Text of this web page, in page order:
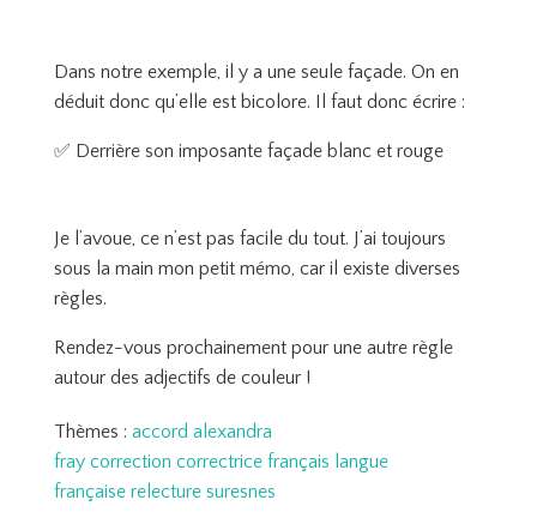
Dans notre exemple, il y a une seule façade. On en
déduit donc qu’elle est bicolore. Il faut donc écrire :
✅ Derrière son imposante façade blanc et rouge
Je l’avoue, ce n’est pas facile du tout. J’ai toujours
sous la main mon petit mémo, car il existe diverses
règles.
Rendez-vous prochainement pour une autre règle
autour des adjectifs de couleur !
Thèmes : accord alexandra
fray correction correctrice français langue
française relecture suresnes